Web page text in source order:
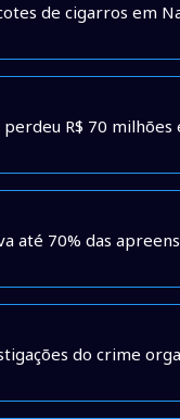
de cigarros em
R$ 70
até 70% das
do crime